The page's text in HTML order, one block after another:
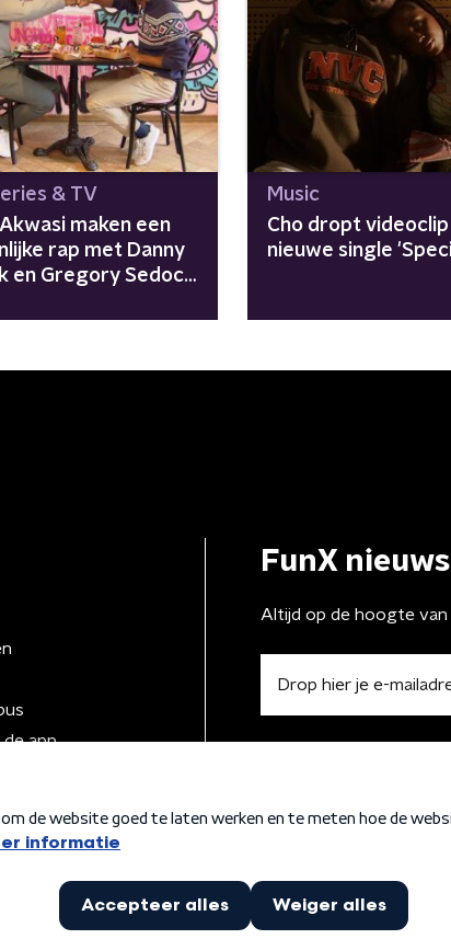
& TV
maken een
rap met Danny
en Gregory Sedoc
Music
Cho dropt videoclip
nieuwe single
app
FunX
Altijd op de hoogte van